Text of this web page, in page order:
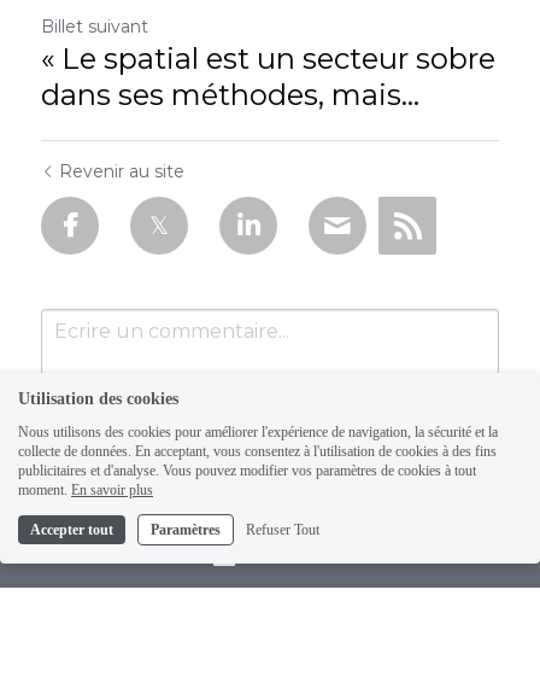
Billet suivant
« Le spatial est un secteur sobre
dans ses méthodes, mais...
Revenir au site
Soumettre Annuler
Utilisation des cookies
Nous utilisons des cookies pour améliorer l'expérience de navigation, la sécurité et la
collecte de données. En acceptant, vous consentez à l'utilisation de cookies à des fins
publicitaires et d'analyse. Vous pouvez modifier vos paramètres de cookies à tout
moment. En savoir plus
Accepter tout Paramètres Refuser Tout